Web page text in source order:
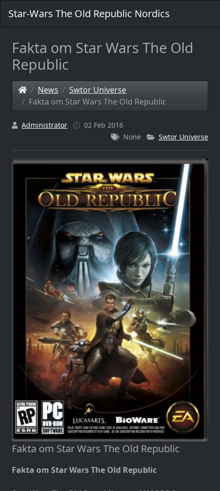
Star-Wars The Old Republic Nordics
Fakta om Star Wars The Old
Republic
News
Swtor Universe
Fakta om Star Wars The Old Republic
Administrator
02 Feb 2016
None
Swtor Universe
Fakta om Star Wars The Old Republic
Fakta om Star Wars The Old Republic